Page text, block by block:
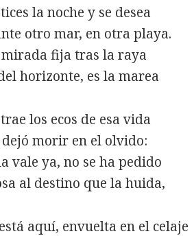
la noche y se desea
otro mar, en otra playa.
mirada fija tras la raya
horizonte, es la marea
los ecos de esa vida
dejó morir en el olvido:
vale ya, no se ha pedido
al destino que la huida,
aquí, envuelta en el celaje